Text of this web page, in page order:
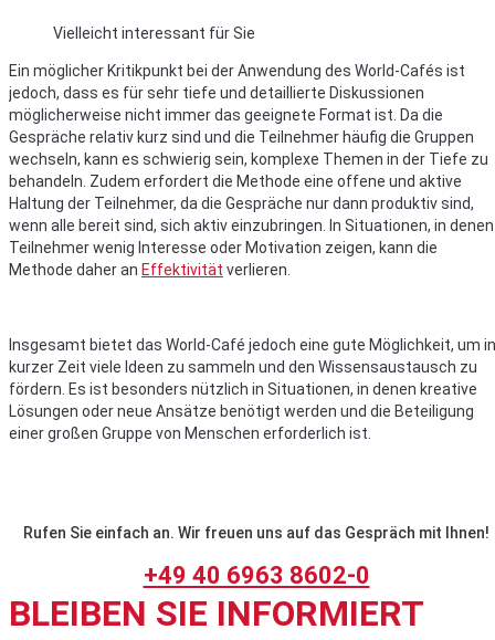
Vielleicht interessant für Sie
Ein möglicher Kritikpunkt bei der Anwendung des World-Cafés ist
jedoch, dass es für sehr tiefe und detaillierte Diskussionen
möglicherweise nicht immer das geeignete Format ist. Da die
Gespräche relativ kurz sind und die Teilnehmer häufig die Gruppen
wechseln, kann es schwierig sein, komplexe Themen in der Tiefe zu
behandeln. Zudem erfordert die Methode eine offene und aktive
Haltung der Teilnehmer, da die Gespräche nur dann produktiv sind,
wenn alle bereit sind, sich aktiv einzubringen. In Situationen, in denen
Teilnehmer wenig Interesse oder Motivation zeigen, kann die
Methode daher an Effektivität verlieren.
Insgesamt bietet das World-Café jedoch eine gute Möglichkeit, um in
kurzer Zeit viele Ideen zu sammeln und den Wissensaustausch zu
fördern. Es ist besonders nützlich in Situationen, in denen kreative
Lösungen oder neue Ansätze benötigt werden und die Beteiligung
einer großen Gruppe von Menschen erforderlich ist.
Rufen Sie einfach an. Wir freuen uns auf das Gespräch mit Ihnen!
+49 40 6963 8602-0
BLEIBEN SIE INFORMIERT